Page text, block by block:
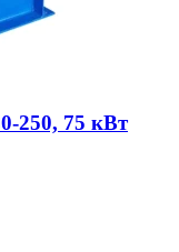
250, 75 кВт